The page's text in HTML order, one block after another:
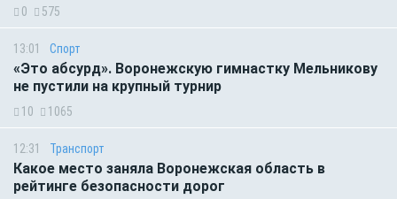
0 575
13:01 Спорт
«Это абсурд». Воронежскую гимнастку Мельникову
не пустили на крупный турнир
10 1065
12:31 Транспорт
Какое место заняла Воронежская область в
рейтинге безопасности дорог